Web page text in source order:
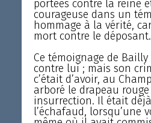
portées contre la reine
courageuse dans un
hommage à la vérité,
mort contre le déposant.
Ce témoignage de
contre lui ; mais son
c’était d’avoir, au
arboré le drapeau
insurrection. Il était
l’échafaud, lorsqu’une